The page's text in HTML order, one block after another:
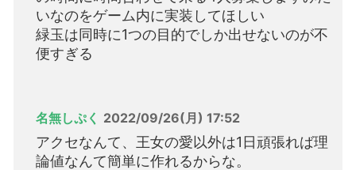
いなのをゲーム内に実装してほしい
緑玉は同時に1つの目的でしか出せないのが不
便すぎる
名無しぷく 2022/09/26(月) 17:52
アクセなんて、王女の愛以外は1日頑張れば理
論値なんて簡単に作れるからな。